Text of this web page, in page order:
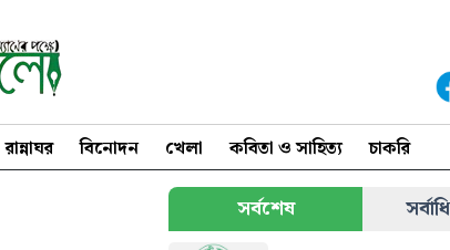
রান্নাঘর বিনোদন খেলা কবিতা ও সাহিত্য চাকরি
সর্বশেষ